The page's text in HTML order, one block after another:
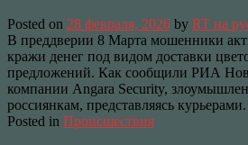
Posted on 28 февраля, 2026 by RT на
В преддверии 8 Марта мошенники
кражи денег под видом доставки
предложений. Как сообщили РИА
компании Angara Security,
россиянкам, представляясь курьерами.
Posted in Происшествия